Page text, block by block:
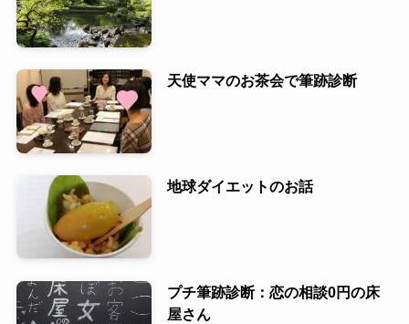
天使ママのお茶会で筆跡診断
地球ダイエットのお話
プチ筆跡診断：恋の相談0円の床
屋さん